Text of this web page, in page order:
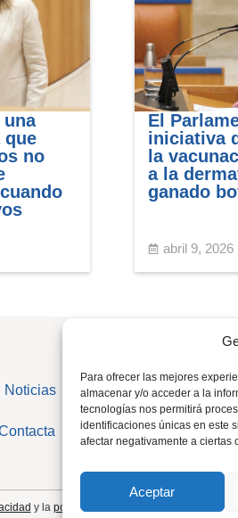
Para ofrecer las mejores
almacenar y/o acceder a la
tecnologías nos permitirá
identificaciones únicas en este
afectar negativamente a ciertas
Aceptar
una
que
no
El
iniciativa
la
a la
ganado
abril 9, 2026
Noticias
Tel: 941 226
rioja@pp.es
y la política de cookies del Partido Popular.